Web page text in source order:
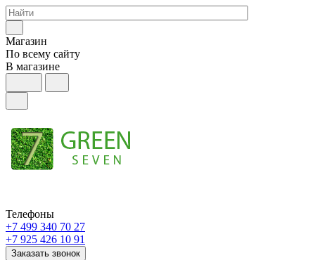
Магазин
По всему сайту
В магазине
Телефоны
+7 499 340 70 27
+7 925 426 10 91
Заказать звонок